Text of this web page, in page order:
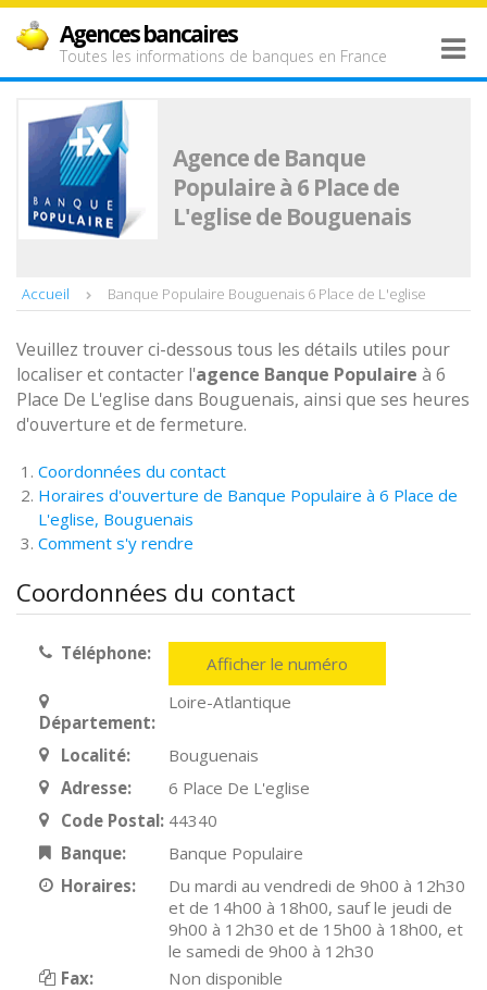
Agences bancaires
Toutes les informations de banques en France
Agence de Banque
Populaire à 6 Place de
L'eglise de Bouguenais
Accueil Banque Populaire Bouguenais 6 Place de L'eglise
Veuillez trouver ci-dessous tous les détails utiles pour
localiser et contacter l'agence Banque Populaire à 6
Place De L'eglise dans Bouguenais, ainsi que ses heures
d'ouverture et de fermeture.
Coordonnées du contact
Horaires d'ouverture de Banque Populaire à 6 Place de
L'eglise, Bouguenais
Comment s'y rendre
Coordonnées du contact
Téléphone: Afficher le numéro
Département:
Loire-Atlantique
Localité:
Bouguenais
Adresse:
6 Place De L'eglise
Code Postal: 44340
Banque:
Banque Populaire
Horaires:
Du mardi au vendredi de 9h00 à 12h30
et de 14h00 à 18h00, sauf le jeudi de
9h00 à 12h30 et de 15h00 à 18h00, et
le samedi de 9h00 à 12h30
Fax:
Non disponible